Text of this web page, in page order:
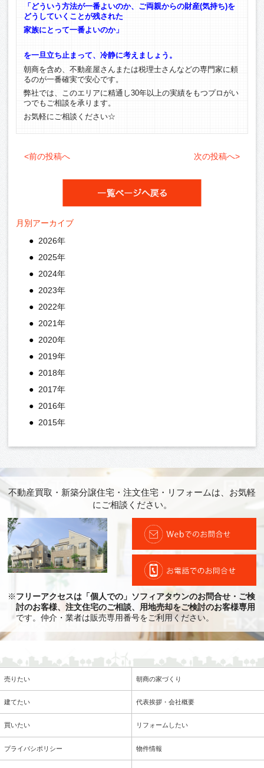
「どういう方法が一番よいのか、ご両親からの財産(気持ち)を
どうしていくことが残された
家族にとって一番よいのか」
を一旦立ち止まって、冷静に考えましょう。
朝商を含め、不動産屋さんまたは税理士さんなどの専門家に頼
るのが一番確実で安心です。
弊社では、このエリアに精通し30年以上の実績をもつプロがい
つでもご相談を承ります。
お気軽にご相談ください☆
<前の投稿へ 次の投稿へ>
月別アーカイブ
2026年
2025年
2024年
2023年
2022年
2021年
2020年
2019年
2018年
2017年
2016年
2015年
不動産買取・新築分譲住宅・注文住宅・リフォームは、お気軽
にご相談ください。
※フリーアクセスは「個人での」ソフィアタウンのお問合せ・ご検
討のお客様、注文住宅のご相談、用地売却をご検討のお客様専用
です。仲介・業者は販売専用番号をご利用ください。
売りたい 朝商の家づくり
建てたい 代表挨拶・会社概要
買いたい リフォームしたい
プライバシポリシー 物件情報